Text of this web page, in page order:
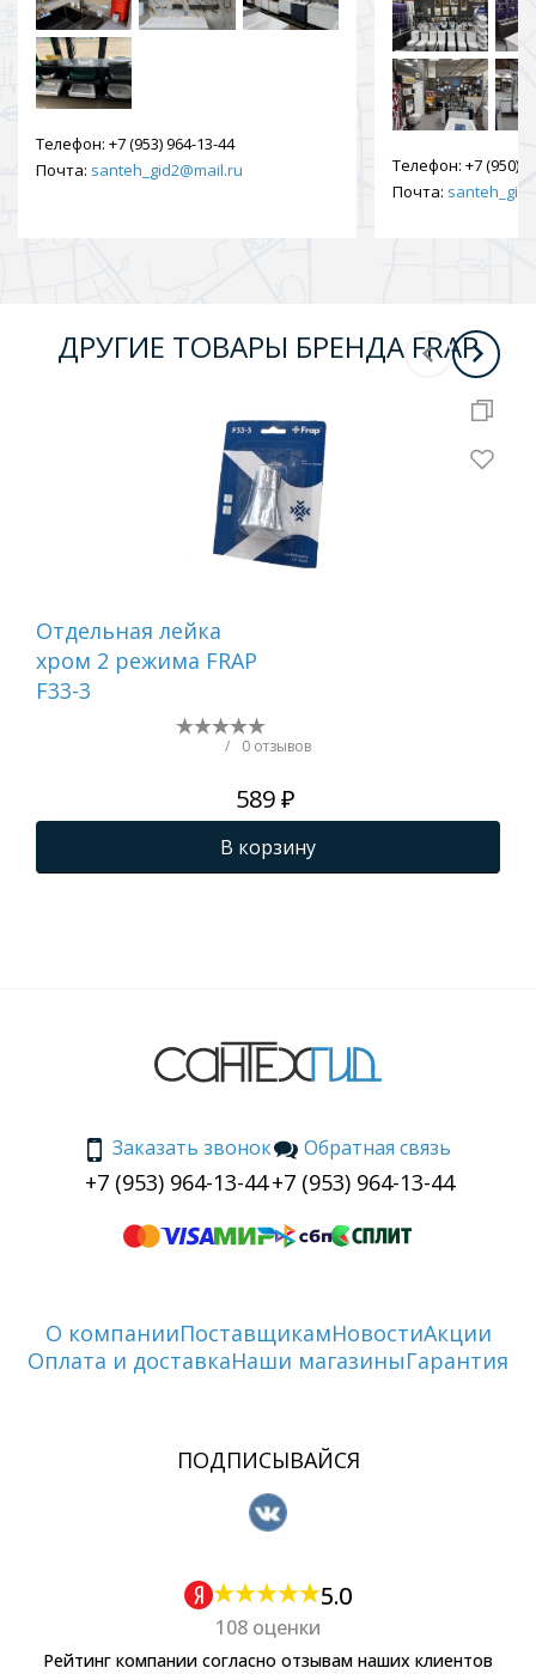
Телефон: +7 (953) 964-13-44
Почта: santeh_gid2@mail.ru Телефон: +7 (950)
Почта:
ДРУГИЕ ТОВАРЫ БРЕНДА FRAP
Отдельная лейка
хром 2 режима FRAP
F33-3
/ 0 отзывов
589 ₽
В корзину
Заказать звонок
+7 (953) 964-13-44
Обратная связь
+7 (953) 964-13-44
О компанииПоставщикамНовостиАкции
Оплата и доставкаНаши магазиныГарантия
ПОДПИСЫВАЙСЯ
5.0
108 оценки
Рейтинг компании согласно отзывам наших клиентов